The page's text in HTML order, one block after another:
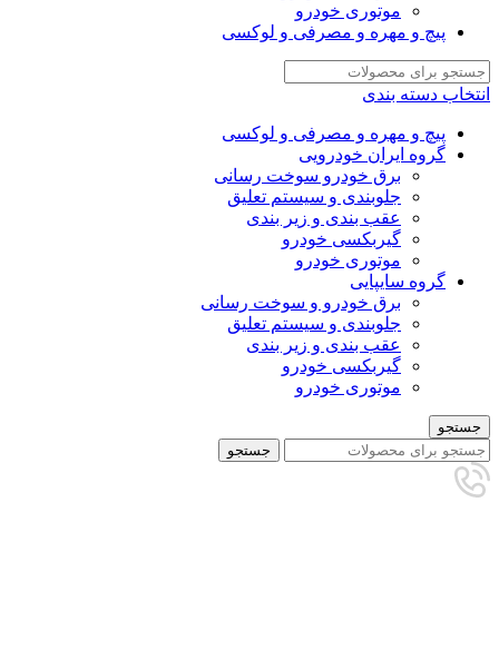
موتوری خودرو
پیچ و مهره و مصرفی و لوکسی
انتخاب دسته بندی
پیچ و مهره و مصرفی و لوکسی
گروه ایران خودرویی
برق خودرو سوخت رسانی
جلوبندی و سیستم تعلیق
عقب بندی و زیر بندی
گیربکسی خودرو
موتوری خودرو
گروه سایپایی
برق خودرو و سوخت رسانی
جلوبندی و سیستم تعلیق
عقب بندی و زیر بندی
گیربکسی خودرو
موتوری خودرو
جستجو
جستجو